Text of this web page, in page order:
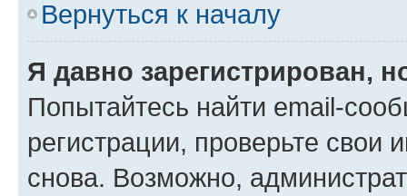
Вернуться к началу
Я давно зарегистрирован,
Попытайтесь найти email-
регистрации, проверьте свои
снова. Возможно,